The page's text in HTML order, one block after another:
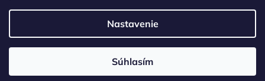
Nastavenie
Súhlasím
Vytvoril Shoptet
Virginia shop
vyhradené.